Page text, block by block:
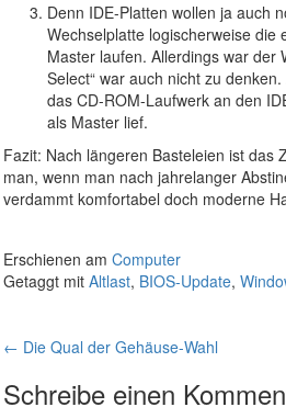
Denn IDE-Platten wollen ja auch
Wechselplatte logischerweise die
Master laufen. Allerdings war der
Select“ war auch nicht zu
das CD-ROM-Laufwerk an den
als Master lief.
Fazit: Nach längeren Basteleien ist das
man, wenn man nach jahrelanger
verdammt komfortabel doch moderne
Erschienen am Computer
Getaggt mit Altlast, BIOS-Update,
Artikelnavigation
← Die Qual der Gehäuse-Wahl
Schreibe einen